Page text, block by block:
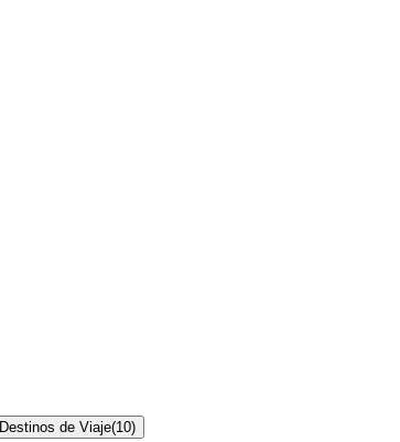
Destinos de Viaje(10)